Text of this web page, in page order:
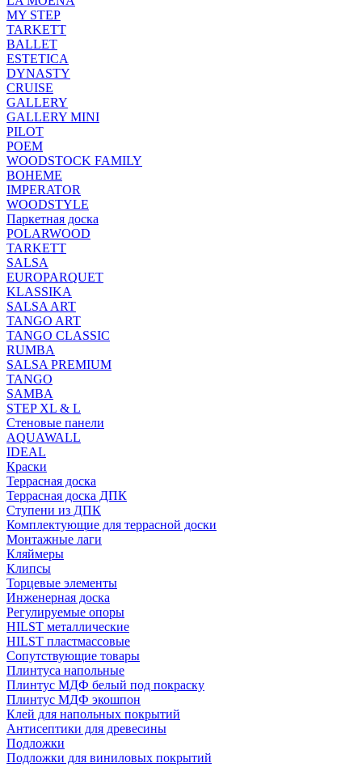
MY STEP
TARKETT
BALLET
ESTETICA
DYNASTY
CRUISE
GALLERY
GALLERY MINI
PILOT
POEM
WOODSTOCK FAMILY
BOHEME
IMPERATOR
WOODSTYLE
Паркетная доска
POLARWOOD
TARKETT
SALSA
EUROPARQUET
KLASSIKA
SALSA ART
TANGO ART
TANGO CLASSIC
RUMBA
SALSA PREMIUM
TANGO
SAMBA
STEP XL & L
Стеновые панели
AQUAWALL
IDEAL
Краски
Террасная доска
Террасная доска ДПК
Ступени из ДПК
Комплектующие для террасной доски
Монтажные лаги
Кляймеры
Клипсы
Торцевые элементы
Инженерная доска
Регулируемые опоры
HILST металлические
HILST пластмассовые
Сопутствующие товары
Плинтуса напольные
Плинтус МДФ белый под покраску
Плинтус МДФ экошпон
Клей для напольных покрытий
Антисептики для древесины
Подложки
Подложки для виниловых покрытий